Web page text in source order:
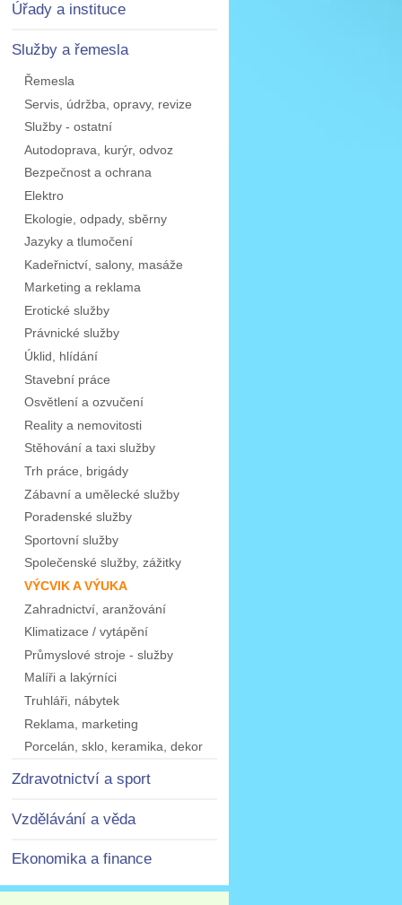
Úřady a instituce
Služby a řemesla
Řemesla
Servis, údržba, opravy, revize
Služby - ostatní
Autodoprava, kurýr, odvoz
Bezpečnost a ochrana
Elektro
Ekologie, odpady, sběrny
Jazyky a tlumočení
Kadeřnictví, salony, masáže
Marketing a reklama
Erotické služby
Právnické služby
Úklid, hlídání
Stavební práce
Osvětlení a ozvučení
Reality a nemovitosti
Stěhování a taxi služby
Trh práce, brigády
Zábavní a umělecké služby
Poradenské služby
Sportovní služby
Společenské služby, zážitky
VÝCVIK A VÝUKA
Zahradnictví, aranžování
Klimatizace / vytápění
Průmyslové stroje - služby
Malíři a lakýrníci
Truhláři, nábytek
Reklama, marketing
Porcelán, sklo, keramika, dekor
Zdravotnictví a sport
Vzdělávání a věda
Ekonomika a finance